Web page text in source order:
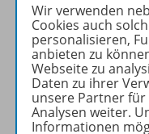
Wir verwenden
Cookies auch
personalisieren,
anbieten zu
Webseite zu
Daten zu ihrer
unsere Partner für
Analysen weiter.
Informationen